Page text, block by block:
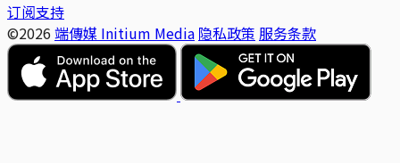
订阅支持
©2026 端傳媒 Initium Media 隐私政策 服务条款